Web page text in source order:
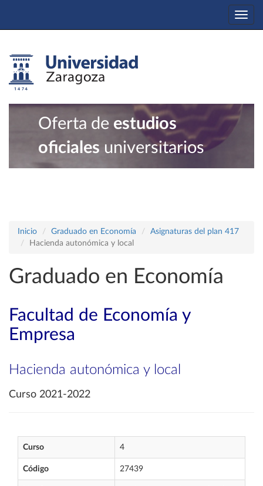
Oferta de estudios
oficiales universitarios
Inicio Graduado en Economía
Asignaturas del plan 417
Hacienda autonómica y local
Graduado en Economía
Facultad de Economía y
Empresa
Hacienda autonómica y local
Curso 2021-2022
Curso 4
Código 27439